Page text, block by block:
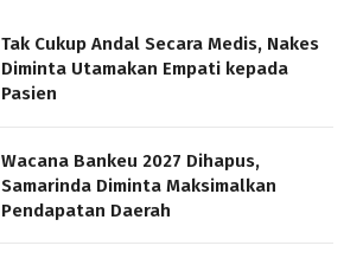
Tak Cukup Andal Secara Medis, Nakes
Diminta Utamakan Empati kepada
Pasien
Wacana Bankeu 2027 Dihapus,
Samarinda Diminta Maksimalkan
Pendapatan Daerah